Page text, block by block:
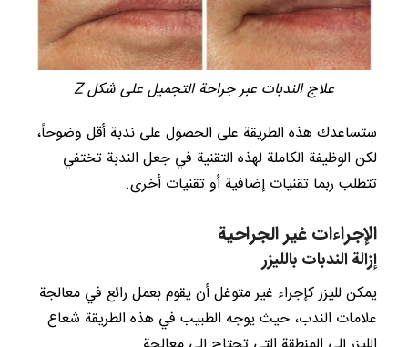
علاج الندبات عبر جراحة التجميل على شكل Z
ستساعدك هذه الطريقة على الحصول على ندبة أقل وضوحاً،
لكن الوظيفة الكاملة لهذه التقنية في جعل الندبة تختفي
تتطلب ربما تقنيات إضافية أو تقنيات أخرى.
الإجراءات غير الجراحية
إزالة الندبات بالليزر
يمكن لليزر كإجراء غير متوغل أن يقوم بعمل رائع في معالجة
علامات الندب، حيث يوجه الطبيب في هذه الطريقة شعاع